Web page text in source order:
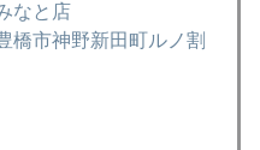
なと店
市神野新田町ルノ割